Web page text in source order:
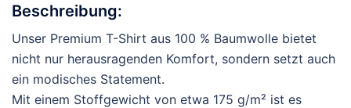
Beschreibung:
Unser Premium T-Shirt aus 100 % Baumwolle bietet
nicht nur herausragenden Komfort, sondern setzt auch
ein modisches Statement.
Mit einem Stoffgewicht von etwa 175 g/m² ist es